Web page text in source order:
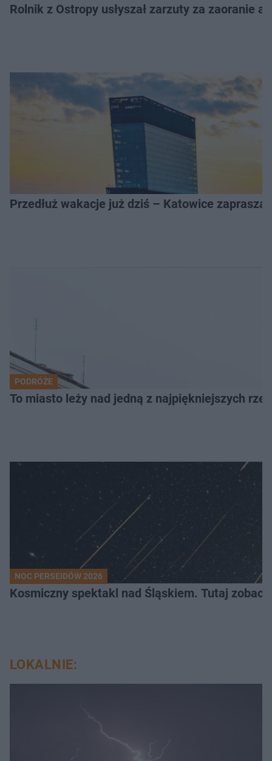
Rolnik z Ostropy usłyszał zarzuty za zaoranie
Przedłuż wakacje już dziś – Katowice
PODRÓŻE
To miasto leży nad jedną z najpiękniejszych
NOC PERSEIDÓW 2026
Kosmiczny spektakl nad Śląskiem. Tutaj
LOKALNIE: